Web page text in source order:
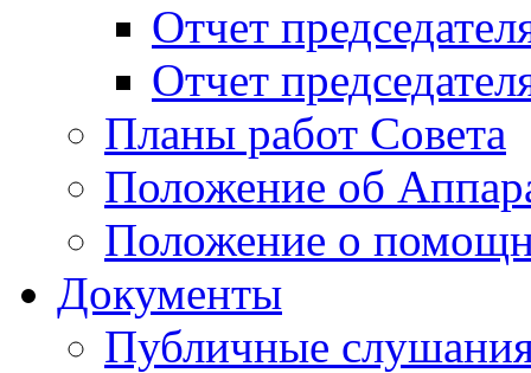
Отчет
Отчет
Планы работ Совета
Положение об
Положение о
Документы
Публичные